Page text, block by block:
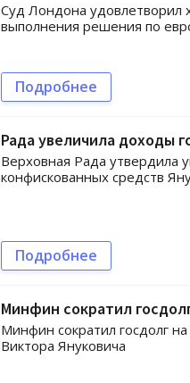
Суд Лондона удовлетворил
выполнения решения по
Подробнее
Рада увеличила доходы
Верховная Рада утвердила
конфискованных средств
Подробнее
Минфин сократил
Минфин сократил госдолг
Виктора Януковича